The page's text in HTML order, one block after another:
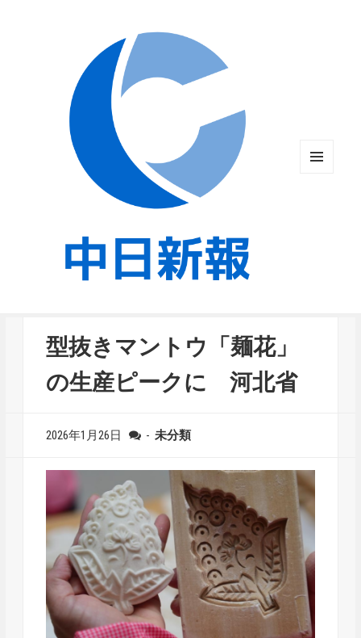
型抜きマントウ「麺花」
の生産ピークに 河北省
2026年1月26日 - 未分類